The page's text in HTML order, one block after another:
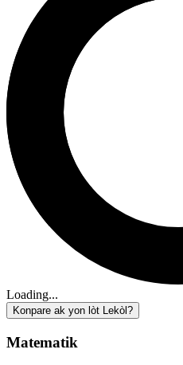
Loading...
Konpare ak yon lòt Lekòl?
Matematik